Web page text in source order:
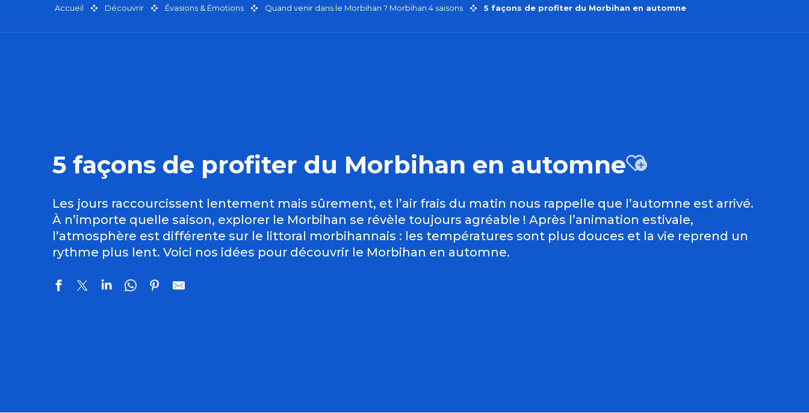
Accueil Découvrir Évasions & Émotions Quand venir dans le Morbihan ? Morbihan 4 saisons 5 façons de profiter du Morbihan en automne
5 façons de profiter du Morbihan en automneAjouter
Les jours raccourcissent lentement mais sûrement, et l’air frais du matin nous rappelle que l’automne est arrivé.
À n’importe quelle saison, explorer le Morbihan se révèle toujours agréable ! Après l’animation estivale,
l’atmosphère est différente sur le littoral morbihannais : les températures sont plus douces et la vie reprend un
rythme plus lent. Voici nos idées pour découvrir le Morbihan en automne.